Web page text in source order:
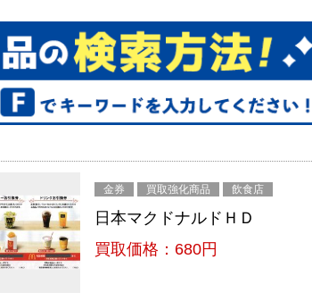
金券 買取強化商品 飲食店
日本マクドナルドＨＤ
買取価格：680円